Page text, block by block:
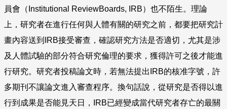
員會（ Institutional ReviewBoards, IRB）也不陌生。理論
上，研究者在進行任何與人體有關的研究之前，都要把研究計
畫內容送到 IRB接受審查，確認研究方法是否適切，尤其是涉
及人體試驗的部分符合研究倫理的要求，獲得許可之後才能進
行研究。研究者投稿論文時，若無法提出 IRB的核准字號，許
多期刊不讓論文進入審查程序。換句話說，從研究是否得以進
行到成果是否能見天日，
IRB已經變成當代研究者存亡的最關